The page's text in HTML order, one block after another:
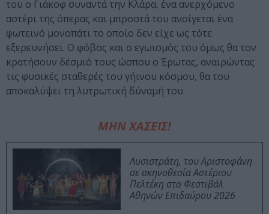
του ο Γιάκοφ συναντά την Κλάρα, ένα ανερχόμενο
αστέρι της όπερας και μπροστά του ανοίγεται ένα
φωτεινό μονοπάτι το οποίο δεν είχε ως τότε
εξερευνήσει. Ο φόβος και ο εγωισμός του όμως θα τον
κρατήσουν δέσμιό τους ώσπου ο Έρωτας, αναιρώντας
τις φυσικές σταθερές του γήινου κόσμου, θα του
αποκαλύψει τη λυτρωτική δύναμή του.
ΜΗΝ ΧΑΣΕΙΣ!
Λυσιστράτη, του Αριστοφάνη
σε σκηνοθεσία Αστέριου
Πελτέκη στο Φεστιβάλ
Αθηνών Επιδαύρου 2026